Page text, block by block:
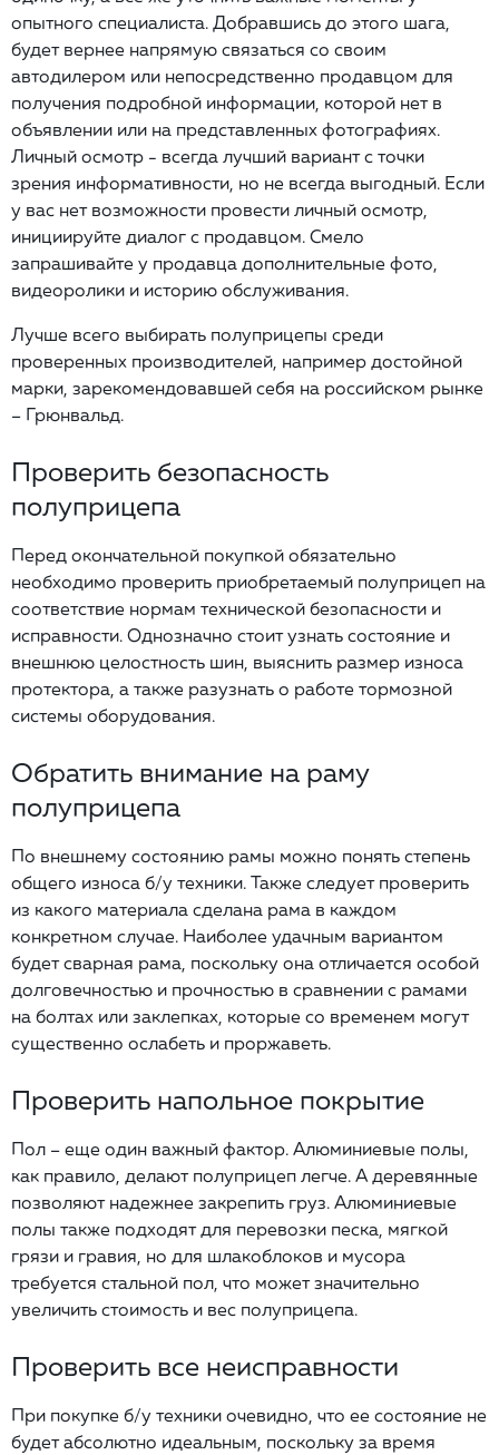
опытного специалиста. Добравшись до этого шага,
будет вернее напрямую связаться со своим
автодилером или непосредственно продавцом для
получения подробной информации, которой нет в
объявлении или на представленных фотографиях.
Личный осмотр - всегда лучший вариант с точки
зрения информативности, но не всегда выгодный. Если
у вас нет возможности провести личный осмотр,
инициируйте диалог с продавцом. Смело
запрашивайте у продавца дополнительные фото,
видеоролики и историю обслуживания.
Лучше всего выбирать полуприцепы среди
проверенных производителей, например достойной
марки, зарекомендовавшей себя на российском рынке
– Грюнвальд.
Проверить безопасность
полуприцепа
Перед окончательной покупкой обязательно
необходимо проверить приобретаемый полуприцеп на
соответствие нормам технической безопасности и
исправности. Однозначно стоит узнать состояние и
внешнюю целостность шин, выяснить размер износа
протектора, а также разузнать о работе тормозной
системы оборудования.
Обратить внимание на раму
полуприцепа
По внешнему состоянию рамы можно понять степень
общего износа б/у техники. Также следует проверить
из какого материала сделана рама в каждом
конкретном случае. Наиболее удачным вариантом
будет сварная рама, поскольку она отличается особой
долговечностью и прочностью в сравнении с рамами
на болтах или заклепках, которые со временем могут
существенно ослабеть и проржаветь.
Проверить напольное покрытие
Пол – еще один важный фактор. Алюминиевые полы,
как правило, делают полуприцеп легче. А деревянные
позволяют надежнее закрепить груз. Алюминиевые
полы также подходят для перевозки песка, мягкой
грязи и гравия, но для шлакоблоков и мусора
требуется стальной пол, что может значительно
увеличить стоимость и вес полуприцепа.
Проверить все неисправности
При покупке б/у техники очевидно, что ее состояние не
будет абсолютно идеальным, поскольку за время